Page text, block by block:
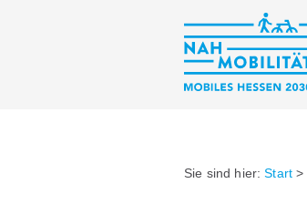
Sie sind hier:Start >